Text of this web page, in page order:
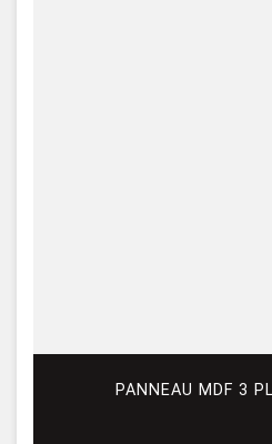
PANNEAU MDF 3